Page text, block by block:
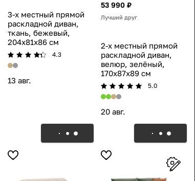
3-х местный прямой
раскладной диван,
ткань, бежевый,
204x81x86 см
4.3
13 авг.
53 990 ₽
Лучший друг
2-х местный прямой
раскладной диван,
велюр, зелёный,
170x87x89 см
5.0
20 авг.